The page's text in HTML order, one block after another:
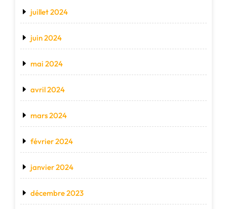
juillet 2024
juin 2024
mai 2024
avril 2024
mars 2024
février 2024
janvier 2024
décembre 2023